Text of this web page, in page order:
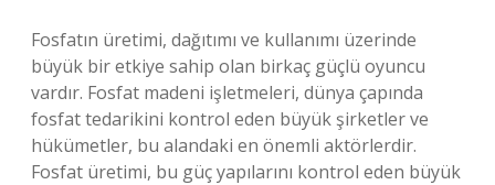
Fosfatın üretimi, dağıtımı ve kullanımı üzerinde
büyük bir etkiye sahip olan birkaç güçlü oyuncu
vardır. Fosfat madeni işletmeleri, dünya çapında
fosfat tedarikini kontrol eden büyük şirketler ve
hükümetler, bu alandaki en önemli aktörlerdir.
Fosfat üretimi, bu güç yapılarını kontrol eden büyük